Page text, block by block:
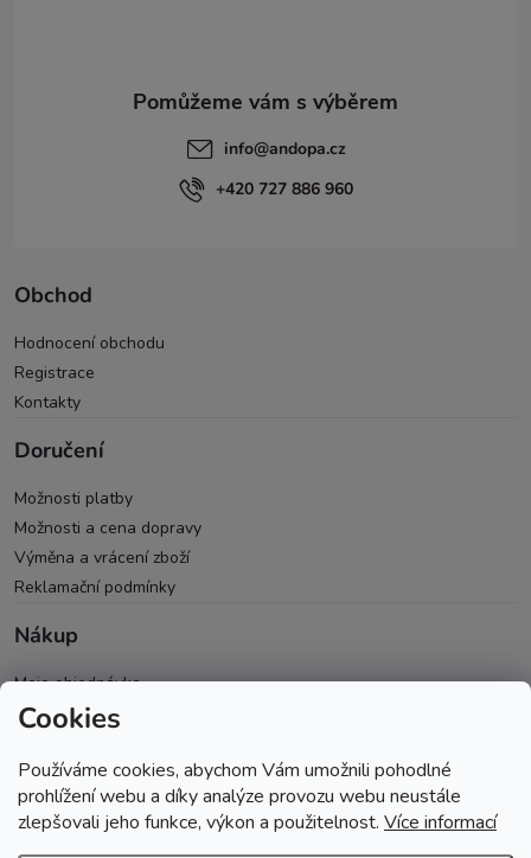
Cookies
Používáme cookies, abychom Vám umožnili pohodlné
prohlížení webu a díky analýze provozu webu neustále
zlepšovali jeho funkce, výkon a použitelnost. Více informací
info@andopa.cz
+420 727 886 960
Obchod
Hodnocení obchodu
Registrace
Kontakty
Doručení
Možnosti platby
Možnosti a cena dopravy
Výměna a vrácení zboží
Reklamační podmínky
Nákup
Moje objednávka
Všeobecné obchodní podmínky
Spolupráce PRO & B2B